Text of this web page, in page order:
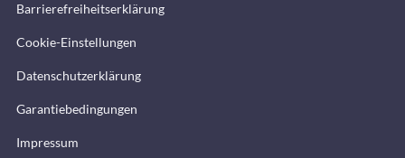
Barrierefreiheitserklärung
Cookie-Einstellungen
Datenschutzerklärung
Garantiebedingungen
Impressum